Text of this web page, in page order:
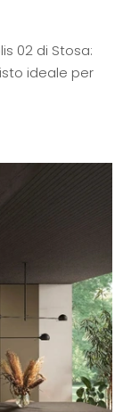
02 di Stosa:
ideale per